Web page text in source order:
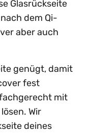
Glasrückseite
dem Qi-
aber auch
genügt, damit
fest
mit
Wir
deines